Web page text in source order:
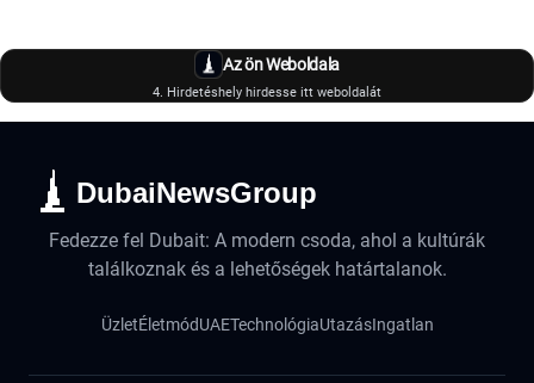
Az ön Weboldala
4. Hirdetéshely hirdesse itt weboldalát
DubaiNewsGroup
Fedezze fel Dubait: A modern csoda, ahol a kultúrák
találkoznak és a lehetőségek határtalanok.
ÜzletÉletmódUAETechnológiaUtazásIngatlan